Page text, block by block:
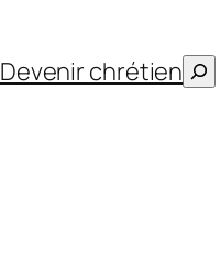
Devenir chrétien